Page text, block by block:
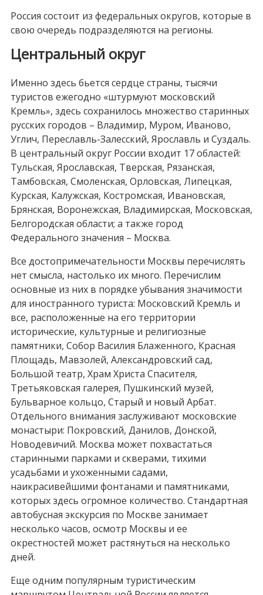
Россия состоит из федеральных округов, которые в
свою очередь подразделяются на регионы.
Центральный округ
Именно здесь бьется сердце страны, тысячи
туристов ежегодно «штурмуют московский
Кремль», здесь сохранилось множество старинных
русских городов – Владимир, Муром, Иваново,
Углич, Переславль-Залесский, Ярославль и Суздаль.
В центральный округ России входит 17 областей:
Тульская, Ярославская, Тверская, Рязанская,
Тамбовская, Смоленская, Орловская, Липецкая,
Курская, Калужская, Костромская, Ивановская,
Брянская, Воронежская, Владимирская, Московская,
Белгородская области; а также город
Федерального значения – Москва.
Все достопримечательности Москвы перечислять
нет смысла, настолько их много. Перечислим
основные из них в порядке убывания значимости
для иностранного туриста: Московский Кремль и
все, расположенные на его территории
исторические, культурные и религиозные
памятники, Собор Василия Блаженного, Красная
Площадь, Мавзолей, Александровский сад,
Большой театр, Храм Христа Спасителя,
Третьяковская галерея, Пушкинский музей,
Бульварное кольцо, Старый и новый Арбат.
Отдельного внимания заслуживают московские
монастыри: Покровский, Данилов, Донской,
Новодевичий. Москва может похвастаться
старинными парками и скверами, тихими
усадьбами и ухоженными садами,
наикрасивейшими фонтанами и памятниками,
которых здесь огромное количество. Стандартная
автобусная экскурсия по Москве занимает
несколько часов, осмотр Москвы и ее
окрестностей может растянуться на несколько
дней.
Еще одним популярным туристическим